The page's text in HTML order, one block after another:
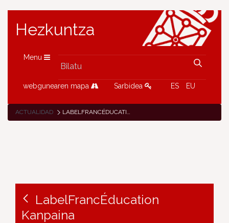
Hezkuntza
Menu
webgunearen mapa Sarbidea ES EU
ACTUALIDAD LABELFRANCÉDUCATION KANPAINA
LabelFrancÉducation
Kanpaina